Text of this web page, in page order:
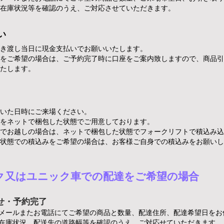
庫状況等を確認のうえ、ご対応させていただきます。
渡し当日に現金支払いでお願いいたします。
ご希望の場合は、ご予約完了時に口座をご案内致しますので​、商品
します。
た日時にご来場ください。
ネットで梱包した状態でご用意しております。
お越しの場合は、ネットで梱包した状態でフォークリフトで積込み
態での積込みをご希望の場合は、お客様ご自身での積込みをお願い
又はユニック車での配達をご希望の場合
ールまたお電話にてご希望の商品と数量、配達住所、配達希望日を
・予約完了